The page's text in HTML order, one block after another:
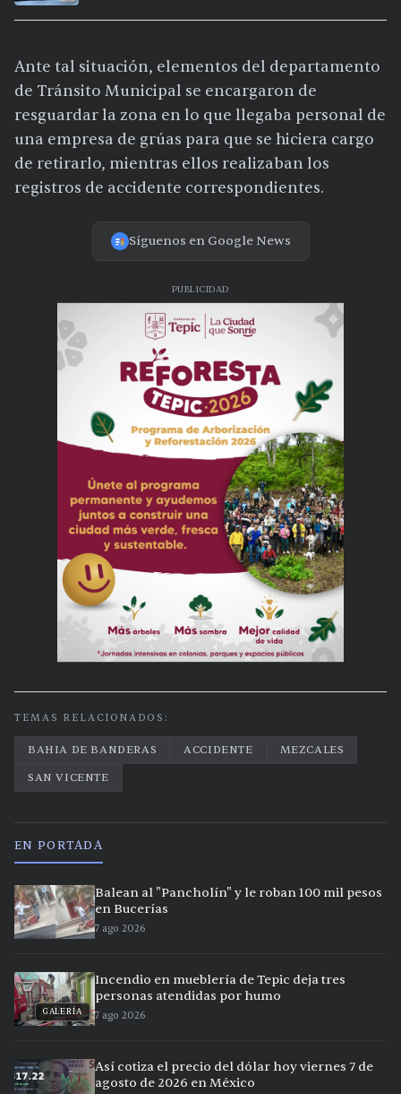
Ante tal situación, elementos del departamento
de Tránsito Municipal se encargaron de
resguardar la zona en lo que llegaba personal de
una empresa de grúas para que se hiciera cargo
de retirarlo, mientras ellos realizaban los
registros de accidente correspondientes.
Síguenos en Google News
PUBLICIDAD
TEMAS RELACIONADOS:
BAHIA DE BANDERAS ACCIDENTE
MEZCALES
SAN VICENTE
EN PORTADA
Balean al "Pancholín" y le roban 100 mil pesos
en Bucerías
7 ago 2026
GALERÍA
Incendio en mueblería de Tepic deja tres
personas atendidas por humo
7 ago 2026
Así cotiza el precio del dólar hoy viernes 7 de
agosto de 2026 en México